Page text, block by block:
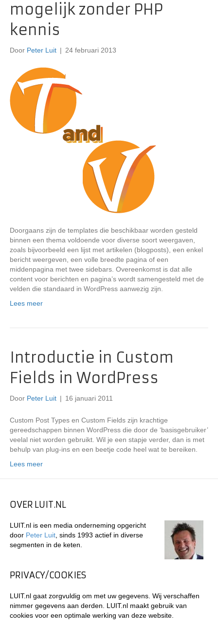
mogelijk zonder PHP
kennis
Door Peter Luit | 24 februari 2013
Doorgaans zijn de templates die beschikbaar worden gesteld
binnen een thema voldoende voor diverse soort weergaven,
zoals bijvoorbeeld een lijst met artikelen (blogposts), een enkel
bericht weergeven, een volle breedte pagina of een
middenpagina met twee sidebars. Overeenkomst is dat alle
content voor berichten en pagina’s wordt samengesteld met de
velden die standaard in WordPress aanwezig zijn.
Lees meer
Introductie in Custom
Fields in WordPress
Door Peter Luit | 16 januari 2011
Custom Post Types en Custom Fields zijn krachtige
gereedschappen binnen WordPress die door de ‘basisgebruiker’
veelal niet worden gebruikt. Wil je een stapje verder, dan is met
behulp van plug-ins en een beetje code heel wat te bereiken.
Lees meer
OVER LUIT.NL
LUIT.nl is een media onderneming opgericht
door Peter Luit , sinds 1993 actief in diverse
segmenten in de keten.
PRIVACY/COOKIES
LUIT.nl gaat zorgvuldig om met uw gegevens. Wij verschaffen
nimmer gegevens aan derden. LUIT.nl maakt gebruik van
cookies voor een optimale werking van deze website.